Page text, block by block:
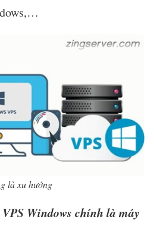
là xu hướng
Windows chính là máy